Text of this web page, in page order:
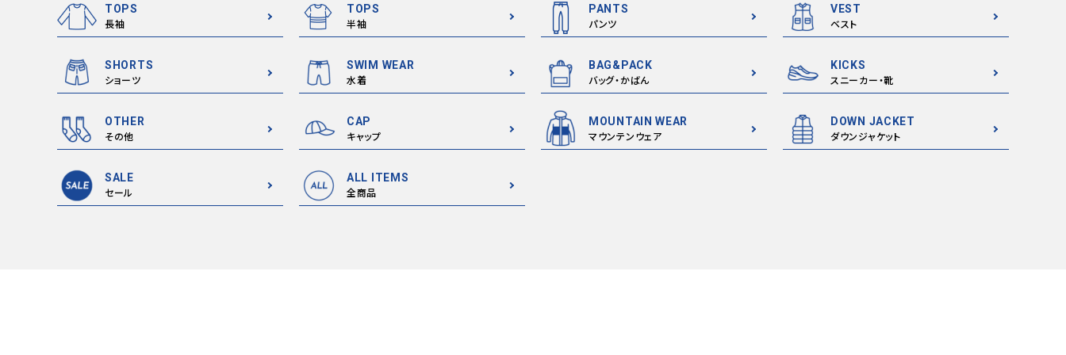
TOPS
長袖
TOPS
半袖
PANTS
パンツ
VEST
ベスト
SHORTS
ショーツ
SWIM WEAR
水着
BAG&PACK
バッグ・かばん
KICKS
スニーカー・靴
OTHER
その他
CAP
キャップ
MOUNTAIN WEAR
マウンテンウェア
DOWN JACKET
ダウンジャケット
SALE
セール
ALL ITEMS
全商品